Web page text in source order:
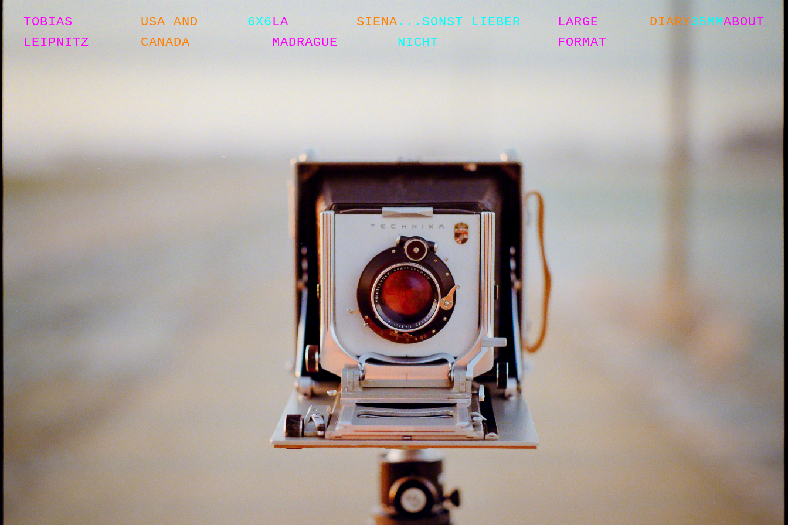
TOBIAS
LEIPNITZ
USA AND
CANADA
6X6LA
MADRAGUE
SIENA ...SONST LIEBER
NICHT
LARGE
FORMAT
DIARY35MMABOUT
keine Ahnung wie Du das gemacht hast ...
© 2026IMPRESSUM UND DATENSCHUTZ